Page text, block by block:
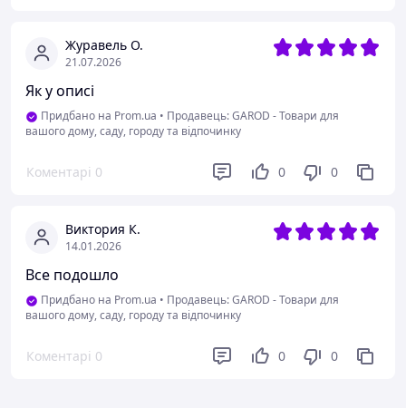
Журавель О.
21.07.2026
Як у описі
Придбано на Prom.ua • Продавець: GAROD - Товари для
вашого дому, саду, городу та відпочинку
Коментарі 0 0 0
Виктория К.
14.01.2026
Все подошло
Придбано на Prom.ua • Продавець: GAROD - Товари для
вашого дому, саду, городу та відпочинку
Коментарі 0 0 0